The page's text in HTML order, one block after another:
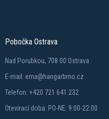
Pobočka Ostrava
Nad Porubkou, 708 00 Ostrava
E-mail: ema@hangarbrno.cz
Telefon: +420 721 641 232
Otevírací doba: PO-NE: 9:00-22:00